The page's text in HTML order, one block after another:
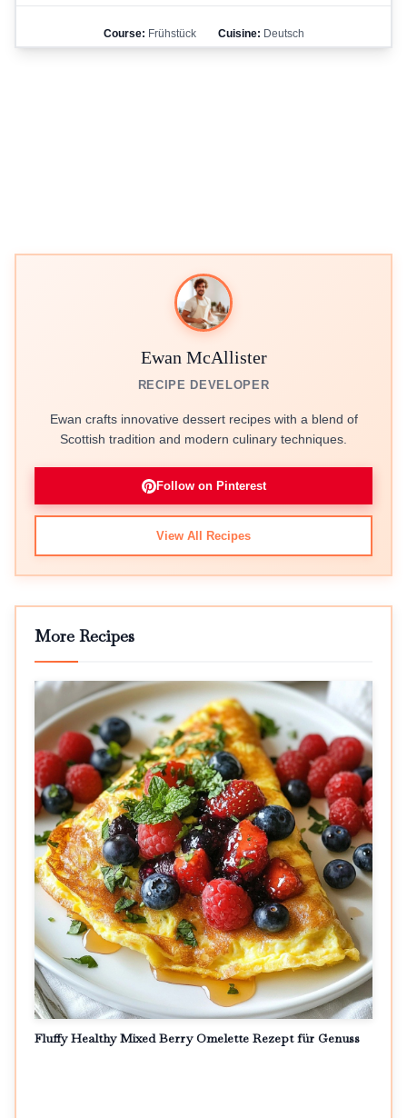
Course: Frühstück Cuisine: Deutsch
Ewan McAllister
RECIPE DEVELOPER
Ewan crafts innovative dessert recipes with a blend of
Scottish tradition and modern culinary techniques.
Follow on Pinterest
View All Recipes
More Recipes
Fluffy Healthy Mixed Berry Omelette Rezept für Genuss